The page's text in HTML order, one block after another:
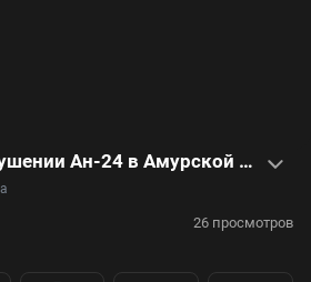
Что известно о крушении Ан-24 в Амурской области — видео
26 просмотров